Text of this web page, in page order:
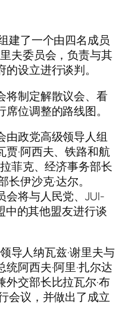
建了一个由四名成员
夫委员会，负责与其
设立进行谈判。
将制定解散议会、看
位调整的路线图。
由政党高级领导人组
·阿西夫、铁路和航
菲克、经济事务部长
伊沙克·达尔。
会将与人民党、JUI-
中的其他盟友进行谈
导人纳瓦兹·谢里夫与
阿西夫·阿里·扎尔达
交部长比拉瓦尔·布
会议，并做出了成立